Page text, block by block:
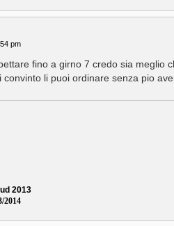
pm
fino a girno 7 credo sia meglio
li puoi ordinare senza pio
2013
2014